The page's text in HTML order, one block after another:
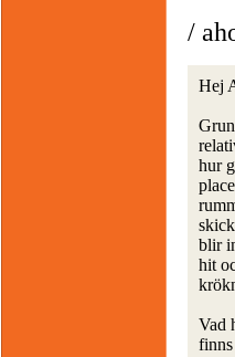
/
Hej
hur
blir
hit
Vad